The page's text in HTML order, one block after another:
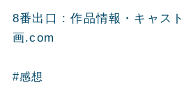
8番出口 : 作品情報・キャス
画.com
#感想